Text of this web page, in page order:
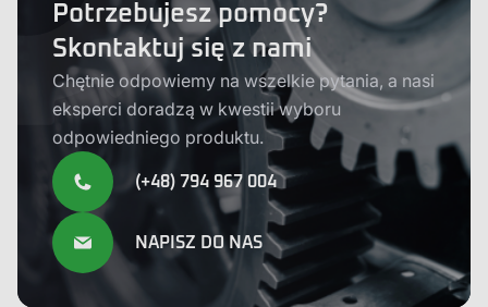
Potrzebujesz pomocy?
Skontaktuj się z nami
Chętnie odpowiemy na wszelkie pytania, a nasi
eksperci doradzą w kwestii wyboru
odpowiedniego produktu.
(+48) 794 967 004
NAPISZ DO NAS